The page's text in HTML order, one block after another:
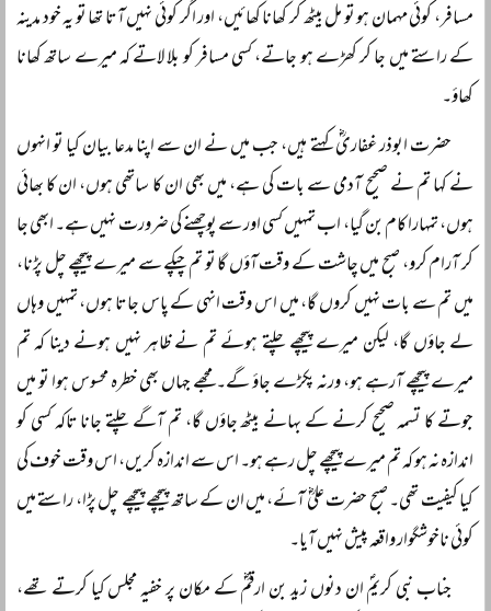
مسافر، کوئی مہمان ہو تو مل بیٹھ کر کھانا کھائیں، اور اگر کوئی نہیں آتا تھا تو یہ خود مدینہ
کے راستے میں جا کر کھڑے ہو جاتے، کسی مسافر کو بلا لاتے کہ میرے ساتھ کھانا
کھاؤ۔
حضرت ابوذر غفاریؓ کہتے ہیں، جب میں نے ان سے اپنا مدعا بیان کیا تو انہوں
نے کہا تم نے صحیح آدمی سے بات کی ہے، میں بھی ان کا ساتھی ہوں، ان کا بھائی
ہوں، تمہارا کام بن گیا، اب تمہیں کسی اور سے پوچھنے کی ضرورت نہیں ہے۔ ابھی جا
کر آرام کرو، صبح میں چاشت کے وقت آؤں گا تو تم چپکے سے میرے پیچھے چل پڑنا،
میں تم سے بات نہیں کروں گا، میں اس وقت انہی کے پاس جاتا ہوں، تمہیں وہاں
لے جاؤں گا، لیکن میرے پیچھے چلتے ہوئے تم نے ظاہر نہیں ہونے دینا کہ تم
میرے پیچھے آرہے ہو، ورنہ پکڑے جاؤ گے۔ مجھے جہاں بھی خطرہ محسوس ہوا تو میں
جوتے کا تسمہ صحیح کرنے کے بہانے بیٹھ جاؤں گا، تم آگے چلتے جانا تاکہ کسی کو
اندازہ نہ ہو کہ تم میرے پیچھے چل رہے ہو۔ اس سے اندازہ کریں، اس وقت خوف کی
کیا کیفیت تھی۔ صبح حضرت علیؓ آئے، میں ان کے ساتھ پیچھے پیچھے چل پڑا، راستے میں
کوئی ناخوشگوار واقعہ پیش نہیں آیا۔
جناب نبی کریمؐ ان دنوں زید بن ارقمؓ کے مکان پر خفیہ مجلس کیا کرتے تھے،